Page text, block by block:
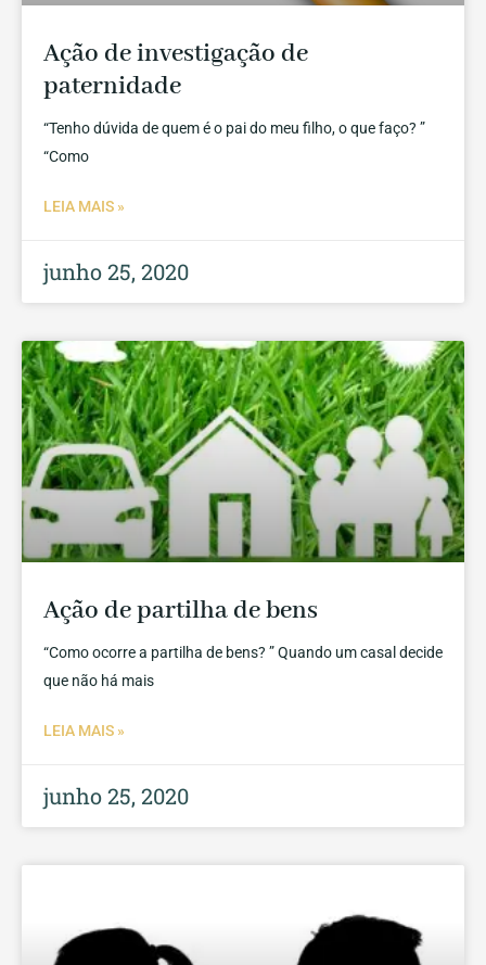
Ação de investigação de
paternidade
“Tenho dúvida de quem é o pai do meu filho, o que faço? ”
“Como
LEIA MAIS »
junho 25, 2020
Ação de partilha de bens
“Como ocorre a partilha de bens? ” Quando um casal decide
que não há mais
LEIA MAIS »
junho 25, 2020